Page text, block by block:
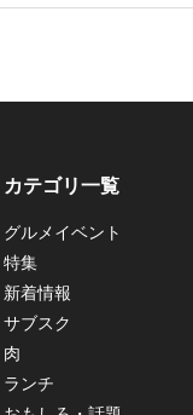
カテゴリ一覧
グルメイベント
特集
新着情報
サブスク
肉
ランチ